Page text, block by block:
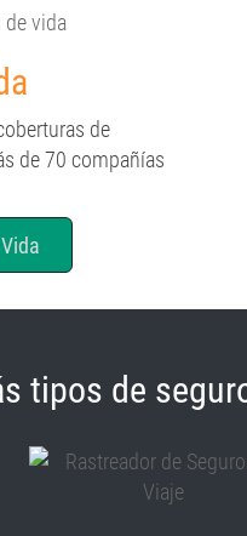
de
de 70 compañías
tipos de